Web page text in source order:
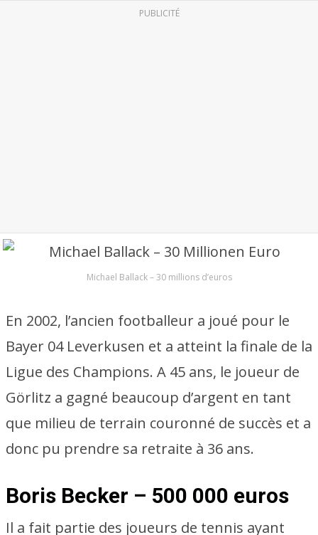
PUBLICITÉ
Michael Ballack – 30 millions d’euros
En 2002, l’ancien footballeur a joué pour le
Bayer 04 Leverkusen et a atteint la finale de la
Ligue des Champions. A 45 ans, le joueur de
Görlitz a gagné beaucoup d’argent en tant
que milieu de terrain couronné de succès et a
donc pu prendre sa retraite à 36 ans.
Boris Becker – 500 000 euros
Il a fait partie des joueurs de tennis ayant